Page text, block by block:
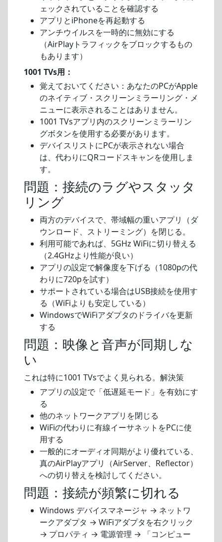
ェックされていることを確認する
アプリとiPhoneを再起動する
アンチウイルスを一時的に無効にする
（AirPlayトラフィックをブロックするもの
もあります）
1001 TVs用：
覚えておいてください：あなたのPCがApple
のネイティブ・スクリーンミラーリング・メ
ニューに表示されることはありません。
1001 TVsアプリ内のスクリーンミラーリン
グボタンを使用する必要があります。
デバイスリストにPCが表示されない場合
は、代わりにQRコードスキャンを使用しま
す。
問題：接続のラグやスタッタ
リング
両方のデバイスで、帯域幅の重いアプリ（ダ
ウンロード、ストリーミング）を閉じる。
利用可能であれば、5GHz WiFiに切り替える
（2.4GHzより性能が良い）
アプリの設定で解像度を下げる（1080pの代
わりに720pを試す）
サポートされている場合はUSB接続を使用す
る（WiFiよりも安定している）
WindowsでWiFiアダプタのドライバを更新
する
問題：映像と音声が同期しな
い
これは特に1001 TVsでよく見られる。解決策
アプリの設定で「低遅延モード」を有効にす
る
他のネットワークアプリを閉じる
WiFiの代わりに有線イーサネットをPCに使
用する
一般的にオーディオ同期がより優れている、
真のAirPlayアプリ（AirServer、Reflector）
への切り替えを検討してください。
問題：接続が頻繁に切れる
Windows デバイスマネージャ → ネットワ
ークアダプタ → WiFiアダプタを右クリック
→ プロパティ → 電源管理 → 「コンピュー